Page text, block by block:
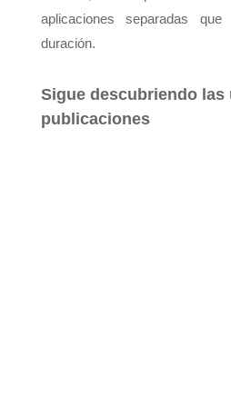
aplicaciones separadas
duración.
Sigue descubriendo las
publicaciones